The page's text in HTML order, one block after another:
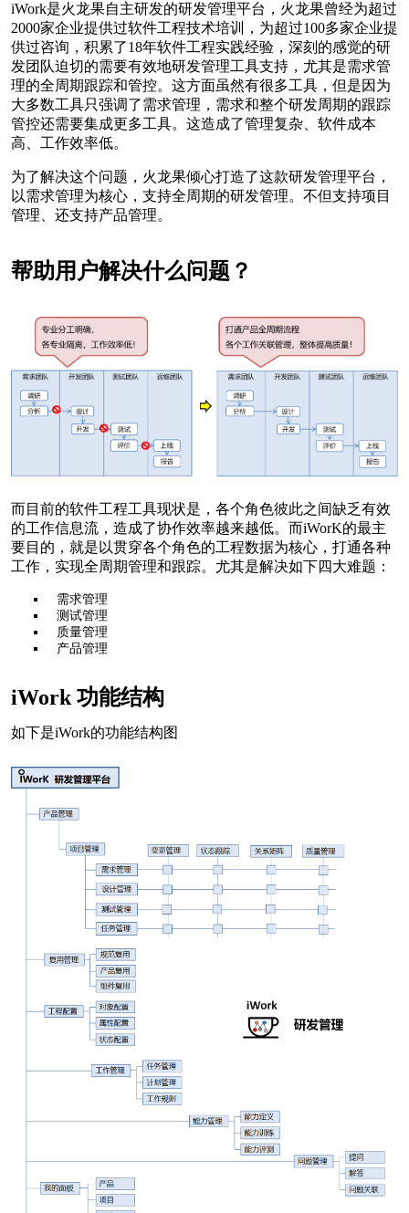
iWork是火龙果自主研发的研发管理平台，火龙果曾经为超过
2000家企业提供过软件工程技术培训，为超过100多家企业提
供过咨询，积累了18年软件工程实践经验，深刻的感觉的研
发团队迫切的需要有效地研发管理工具支持，尤其是需求管
理的全周期跟踪和管控。这方面虽然有很多工具，但是因为
大多数工具只强调了需求管理，需求和整个研发周期的跟踪
管控还需要集成更多工具。这造成了管理复杂、软件成本
高、工作效率低。
为了解决这个问题，火龙果倾心打造了这款研发管理平台，
以需求管理为核心，支持全周期的研发管理。不但支持项目
管理、还支持产品管理。
帮助用户解决什么问题？
而目前的软件工程工具现状是，各个角色彼此之间缺乏有效
的工作信息流，造成了协作效率越来越低。而iWorK的最主
要目的，就是以贯穿各个角色的工程数据为核心，打通各种
工作，实现全周期管理和跟踪。尤其是解决如下四大难题：
需求管理
测试管理
质量管理
产品管理
iWork 功能结构
如下是iWork的功能结构图